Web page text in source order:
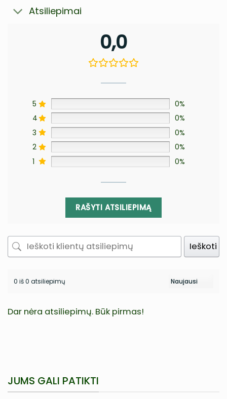
Atsiliepimai
0,0
5
0%
4
0%
3
0%
2
0%
1
0%
RAŠYTI ATSILIEPIMĄ
Ieškoti
0 iš 0 atsiliepimų
Dar nėra atsiliepimų. Būk pirmas!
JUMS GALI PATIKTI